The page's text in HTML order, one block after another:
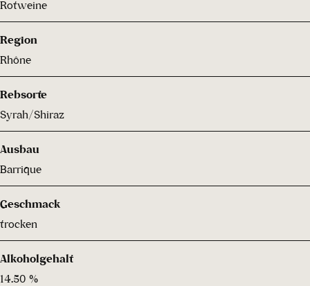
Rotweine
Region
Rhône
Rebsorte
Syrah/Shiraz
Ausbau
Barrique
Geschmack
trocken
Alkoholgehalt
14.50 %